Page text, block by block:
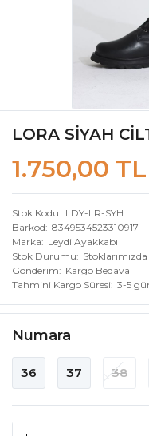
LORA SİYAH
1.750,00 TL
Stok Kodu
LDY-LR-SYH
Barkod 8349534523310917
Marka
Leydi Ayakkabı
Stok Durumu
Stoklarımızda
Gönderim
Kargo Bedava
Tahmini Kargo Süresi 3-5
Numara
36 37 38